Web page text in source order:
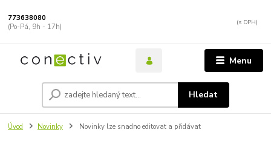
Menu
Hledat
773638080
(Po-Pá, 9h - 17h)
Úvod Novinky Novinky lze snadno editovat a přidávat